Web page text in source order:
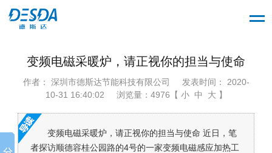
变频电磁采暖炉，请正视你的担当与使命
作者： 深圳市德斯达节能科技有限公司
发表时间： 2020-
10-31 16:40:02
浏览量：4976【 小 中 大 】
变频电磁采暖炉，请正视你的担当与使命 近日，笔
者探访顺德容桂公园路的4号的一家变频电磁感应加热工